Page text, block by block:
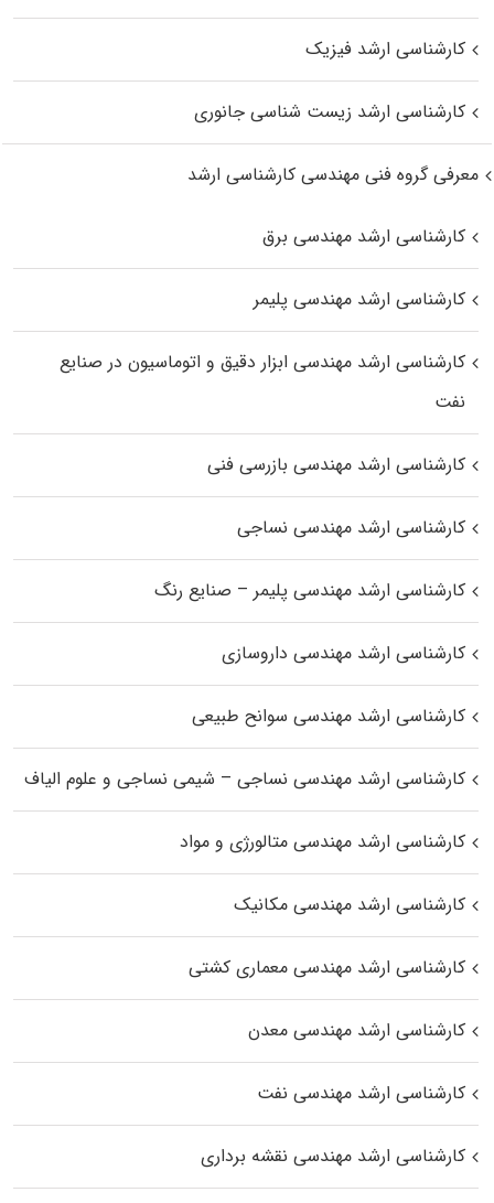
کارشناسی ارشد فیزیک
کارشناسی ارشد زیست‌ شناسی جانوری
معرفی گروه فنی مهندسی کارشناسی ارشد
کارشناسی ارشد مهندسی برق
کارشناسی ارشد مهندسی پلیمر
کارشناسی ارشد مهندسی ابزار دقیق و اتوماسیون در صنایع
نفت
کارشناسی ارشد مهندسی بازرسی فنی
کارشناسی ارشد مهندسی نساجی
کارشناسی ارشد مهندسی پلیمر – صنایع رنگ
کارشناسی ارشد مهندسی داروسازی
کارشناسی ارشد مهندسی سوانح طبیعی
کارشناسی ارشد مهندسی نساجی – شیمی نساجی و علوم الیاف
کارشناسی ارشد مهندسی متالورژی و مواد
کارشناسی ارشد مهندسی مکانیک
کارشناسی ارشد مهندسی معماری کشتی
کارشناسی ارشد مهندسی معدن
کارشناسی ارشد مهندسی نفت
کارشناسی ارشد مهندسی نقشه برداری